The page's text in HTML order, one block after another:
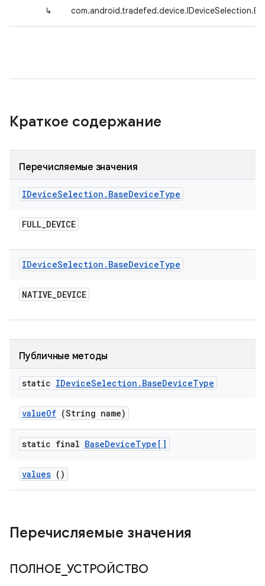
↳
Краткое содержание
Перечисляемые значения
IDeviceSelection . BaseDeviceType
FULL_DEVICE
IDeviceSelection . BaseDeviceType
NATIVE_DEVICE
Публичные методы
static IDeviceSelection . BaseDeviceType
valueOf (String name)
static final BaseDeviceType[]
values ()
Перечисляемые значения
ПОЛНОЕ _УСТРОЙСТВО